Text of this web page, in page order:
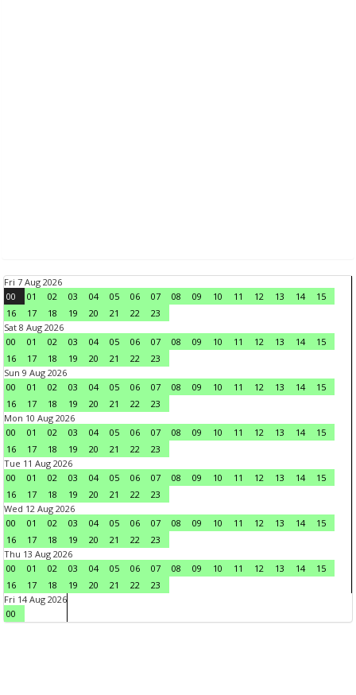
Fri 7 Aug 2026
00
01 02 03 04 05 06 07 08 09 10 11 12 13 14
15
16
17 18 19 20 21 22
23
Sat 8 Aug 2026
00
01 02 03 04 05 06 07 08 09 10 11 12 13 14
15
16
17 18 19 20 21 22
23
Sun 9 Aug 2026
00
01 02 03 04 05 06 07 08 09 10 11 12 13 14
15
16
17 18 19 20 21 22
23
Mon 10 Aug 2026
00
01 02 03 04 05 06 07 08 09 10 11 12 13 14
15
16
17 18 19 20 21 22
23
Tue 11 Aug 2026
00
01 02 03 04 05 06 07 08 09 10 11 12 13 14
15
16
17 18 19 20 21 22
23
Wed 12 Aug 2026
00
01 02 03 04 05 06 07 08 09 10 11 12 13 14
15
16
17 18 19 20 21 22
23
Thu 13 Aug 2026
00
01 02 03 04 05 06 07 08 09 10 11 12 13 14
15
16
17 18 19 20 21 22
23
Fri 14 Aug 2026
00